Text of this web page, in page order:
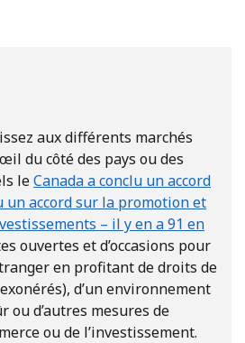
aux différents marchés
du côté des pays ou des
leCanada a conclu un accord
un accord sur la promotion et
– il y en a 91 en
ouvertes et d’occasions pour
en profitant de droits de
d’un environnement
ou d’autres mesures de
ou de l’investissement.